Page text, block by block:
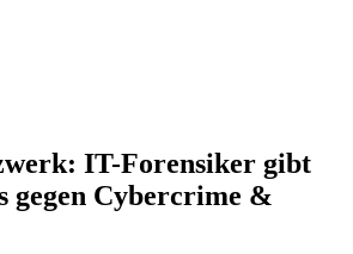
IT-Forensiker gibt
gegen Cybercrime &